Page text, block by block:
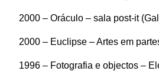
2000 – Oráculo – sala post-it
2000 – Euclipse – Artes em
1996 – Fotografia e objectos –